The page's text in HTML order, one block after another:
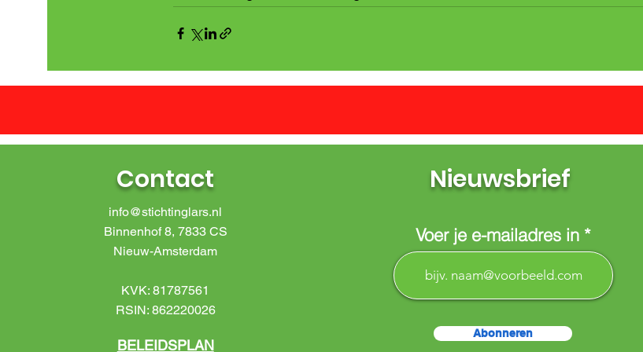
Contact
info@stichtinglars.nl
Binnenhof 8, 7833 CS
Nieuw-Amsterdam
KVK: 81787561
RSIN: 862220026
BELEIDSPLAN
Nieuwsbrief
Voer je e-mailadres in
Abonneren